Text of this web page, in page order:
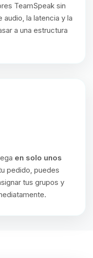
TeamSpeak sin
audio, la latencia y la
a una estructura
en solo unos
pedido, puedes
tus grupos y